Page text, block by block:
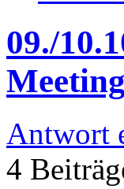
09./
Meeting
Antwort
4